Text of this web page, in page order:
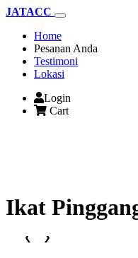
JATACC
Home(current)
Pesanan Anda
Testimoni
Lokasi
Login
Cart
Ikat
❮ ❯